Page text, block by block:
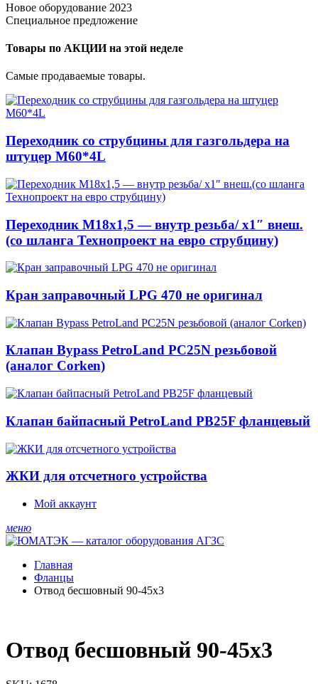
Новое оборудование 2023
Специальное предложение
Товары по АКЦИИ на этой неделе
Самые продаваемые товары.
Переходник со струбцины для газгольдера на
штуцер М60*4L
Переходник М18х1,5 — внутр резьба/ x1″ внеш.
(со шланга Технопроект на евро струбцину)
Кран заправочный LPG 470 не оригинал
Клапан Bypass PetroLand PС25N резьбовой
(аналог Corken)
Клапан байпасный PetroLand PB25F фланцевый
ЖКИ для отсчетного устройства
Мой аккаунт
меню
Главная
Фланцы
Отвод бесшовный 90-45х3
Отвод бесшовный 90-45х3